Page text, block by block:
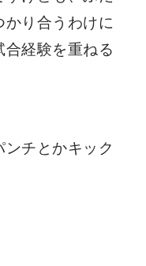
かり合うわけに
合経験を重ねる
チとかキック